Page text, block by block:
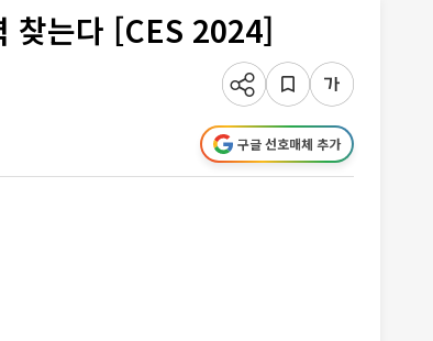
찾는다 [CES 2024]
구글 선호매체 추가